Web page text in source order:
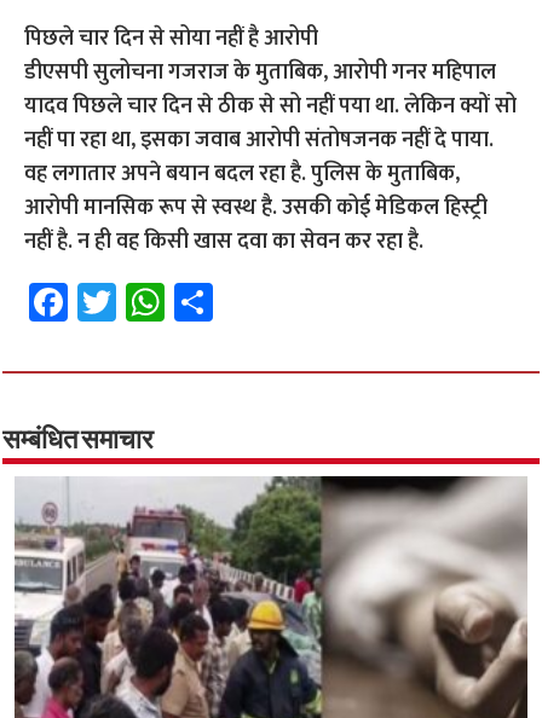
पिछले चार दिन से सोया नहीं है आरोपी
डीएसपी सुलोचना गजराज के मुताबिक, आरोपी गनर महिपाल
यादव पिछले चार दिन से ठीक से सो नहीं पया था. लेकिन क्यों सो
नहीं पा रहा था, इसका जवाब आरोपी संतोषजनक नहीं दे पाया.
वह लगातार अपने बयान बदल रहा है. पुलिस के मुताबिक,
आरोपी मानसिक रूप से स्वस्थ है. उसकी कोई मेडिकल हिस्ट्री
नहीं है. न ही वह किसी खास दवा का सेवन कर रहा है.
Fa
ce
b
o
o
k
T
wi
tt
er
W
h
at
p
p
ar
सम्बंधित समाचार